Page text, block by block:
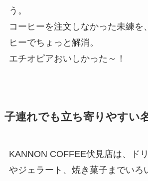
う。
コーヒーを注文しなかった未練を
ヒーでちょっと解消。
エチオピアおいしかった～！
子連れでも立ち寄りやすい
KANNON COFFEE伏見店は、ド
やジェラート、焼き菓子までいろ